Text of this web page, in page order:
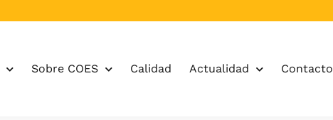
Sobre COES Calidad Actualidad Contacto